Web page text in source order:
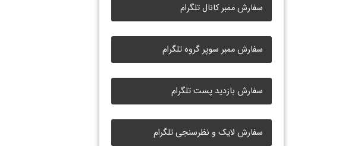
سفارش ممبر کانال تلگرام
سفارش ممبر سوپر گروه تلگرام
سفارش بازدید پست تلگرام
سفارش لایک و نظرسنجی تلگرام